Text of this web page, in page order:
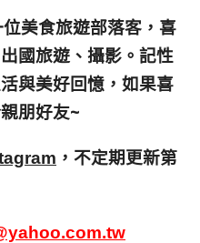
美食旅遊部落客， 喜
國旅遊、攝影。 記性
與美好回憶， 如果喜
朋好友~
，不定期更新第